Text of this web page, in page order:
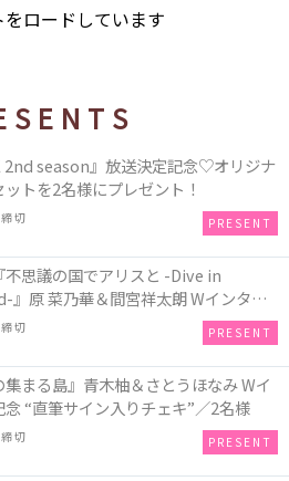
ロードしています
2nd season』放送決定記念♡オリジナ
トを2名様にプレゼント！
切 PRESENT
不思議の国でアリスと -Dive in
原 菜乃華＆間宮祥太朗 Wインタビ
サイン入りチェキ”／1名様
切 PRESENT
まる島』青木柚＆さとうほなみ Wイ
念 “直筆サイン入りチェキ”／2名様
切 PRESENT